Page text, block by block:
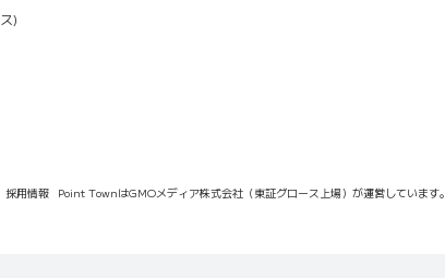
)
採用情報 Point TownはGMOメディア株式会社（東証グロース上場）が運営しています。